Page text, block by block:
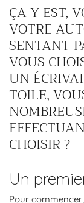
ÇA Y EST,
VOTRE
SENTANT
VOUS
UN
TOILE,
CHOISIR ?
Un
Pour